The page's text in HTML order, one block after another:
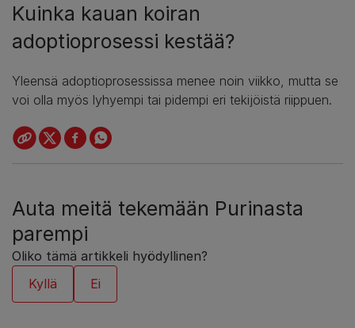
Kuinka kauan koiran
adoptioprosessi kestää?
Yleensä adoptioprosessissa menee noin viikko, mutta se
voi olla myös lyhyempi tai pidempi eri tekijöistä riippuen.
Auta meitä tekemään Purinasta
parempi
Oliko tämä artikkeli hyödyllinen?